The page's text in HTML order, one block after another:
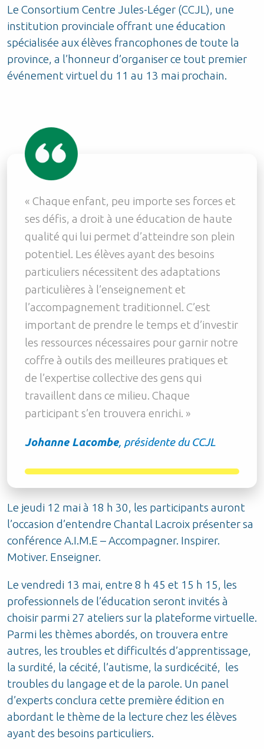
Le Consortium Centre Jules-Léger (CCJL), une
institution provinciale offrant une éducation
spécialisée aux élèves francophones de toute la
province, a l’honneur d’organiser ce tout premier
événement virtuel du 11 au 13 mai prochain.
« Chaque enfant, peu importe ses forces et
ses défis, a droit à une éducation de haute
qualité qui lui permet d’atteindre son plein
potentiel. Les élèves ayant des besoins
particuliers nécessitent des adaptations
particulières à l’enseignement et
l’accompagnement traditionnel. C’est
important de prendre le temps et d’investir
les ressources nécessaires pour garnir notre
coffre à outils des meilleures pratiques et
de l’expertise collective des gens qui
travaillent dans ce milieu. Chaque
participant s’en trouvera enrichi. »
Johanne Lacombe, présidente du CCJL
Le jeudi 12 mai à 18 h 30, les participants auront
l’occasion d’entendre Chantal Lacroix présenter sa
conférence A.I.M.E – Accompagner. Inspirer.
Motiver. Enseigner.
Le vendredi 13 mai, entre 8 h 45 et 15 h 15, les
professionnels de l’éducation seront invités à
choisir parmi 27 ateliers sur la plateforme virtuelle.
Parmi les thèmes abordés, on trouvera entre
autres, les troubles et difficultés d’apprentissage,
la surdité, la cécité, l’autisme, la surdicécité, les
troubles du langage et de la parole. Un panel
d’experts conclura cette première édition en
abordant le thème de la lecture chez les élèves
ayant des besoins particuliers.